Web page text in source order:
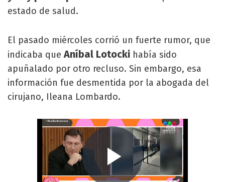
estado de salud.
El pasado miércoles corrió un fuerte rumor, que
indicaba queAníbal Lotocki había sido
apuñalado por otro recluso. Sin embargo, esa
información fue desmentida por la abogada del
cirujano, Ileana Lombardo.